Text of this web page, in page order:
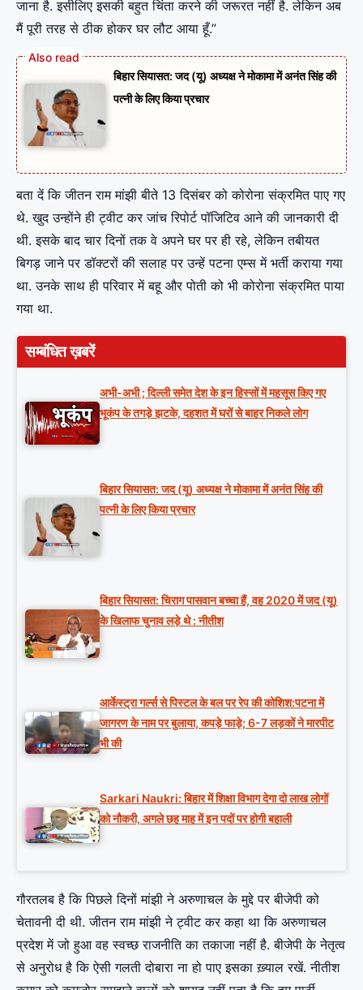
जाना है. इसीलिए इसकी बहुत चिंता करने की जरूरत नहीं है. लेकिन अब
मैं पूरी तरह से ठीक होकर घर लौट आया हूँ.”
बिहार सियासत: जद (यू) अध्यक्ष ने मोकामा में अनंत सिंह की
पत्नी के लिए किया प्रचार
बता दें कि जीतन राम मांझी बीते 13 दिसंबर को कोरोना संक्रमित पाए गए
थे. खुद उन्‍होंने ही ट्वीट कर जांच रिपोर्ट पॉजिटिव आने की जानकारी दी
थी. इसके बाद चार दिनों तक वे अपने घर पर ही रहे, लेकिन तबीयत
बिगड़ जाने पर डॉक्‍टरों की सलाह पर उन्‍हें पटना एम्स में भर्ती कराया गया
था. उनके साथ ही परिवार में बहू और पोती को भी कोरोना संक्रमित पाया
गया था.
सम्बंधित ख़बरें
अभी-अभी ; दिल्ली समेत देश के इन हिस्सों में महसूस किए गए
भूकंप के तगड़े झटके, दहशत में घरों से बाहर निकले लोग
बिहार सियासत: जद (यू) अध्यक्ष ने मोकामा में अनंत सिंह की
पत्नी के लिए किया प्रचार
बिहार सियासत: चिराग पासवान बच्चा हैं, वह 2020 में जद (यू)
के खिलाफ चुनाव लड़े थे : नीतीश
आर्केस्ट्रा गर्ल्स से पिस्टल के बल पर रेप की कोशिश:पटना में
जागरण के नाम पर बुलाया, कपड़े फाड़े; 6-7 लड़कों ने मारपीट
भी की
Sarkari Naukri: बिहार में शिक्षा विभाग देगा दो लाख लोगों
को नौकरी, अगले छह माह में इन पदों पर होगी बहाली
गौरतलब है कि पिछले दिनों मांझी ने अरुणाचल के मुद्दे पर बीजेपी को
चेतावनी दी थी. जीतन राम मांझी ने ट्वीट कर कहा था कि अरुणाचल
प्रदेश में जो हुआ वह स्वच्छ राजनीति का तकाजा नहीं है. बीजेपी के नेतृत्व
से अनुरोध है कि ऐसी गलती दोबारा ना हो पाए इसका ख़्याल रखें. नीतीश